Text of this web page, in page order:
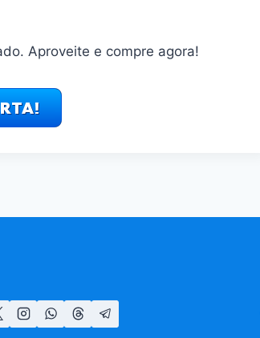
Aproveite e compre agora!